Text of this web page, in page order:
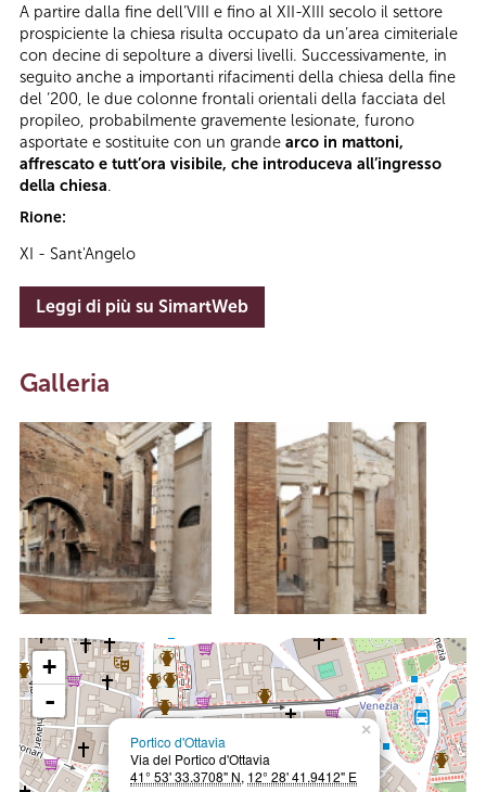
A partire dalla fine dell’VIII e fino al XII-XIII secolo il settore
prospiciente la chiesa risulta occupato da un’area cimiteriale
con decine di sepolture a diversi livelli. Successivamente, in
seguito anche a importanti rifacimenti della chiesa della fine
del ‘200, le due colonne frontali orientali della facciata del
propileo, probabilmente gravemente lesionate, furono
asportate e sostituite con un grande arco in mattoni,
affrescato e tutt’ora visibile, che introduceva all’ingresso
della chiesa.
Rione:
XI - Sant'Angelo
Leggi di più su SimartWeb
Galleria
×
Portico d'Ottavia
Via del Portico d'Ottavia
41° 53' 33.3708" N, 12° 28' 41.9412" E
+
-